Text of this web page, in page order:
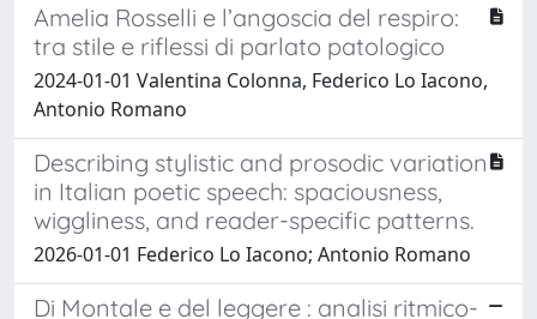
Amelia Rosselli e l’angoscia del respiro:
tra stile e riflessi di parlato patologico
2024-01-01 Valentina Colonna, Federico Lo Iacono,
Antonio Romano
Describing stylistic and prosodic variation
in Italian poetic speech: spaciousness,
wiggliness, and reader-specific patterns.
2026-01-01 Federico Lo Iacono; Antonio Romano
Di Montale e del leggere : analisi ritmico-